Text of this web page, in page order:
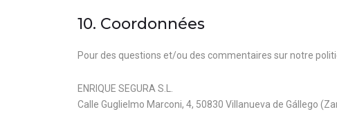
10. Coordonnées
Pour des questions et/ou des commentaires sur notre
ENRIQUE SEGURA S.L.
Calle Guglielmo Marconi, 4, 50830 Villanueva de Gállego